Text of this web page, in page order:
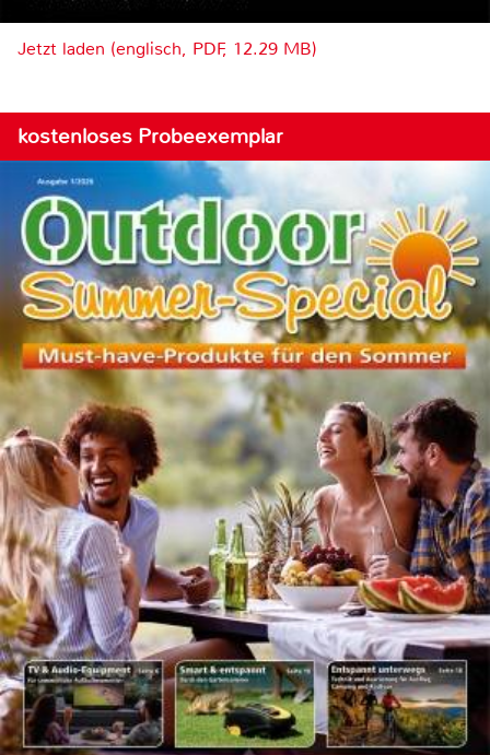
Jetzt laden (englisch, PDF, 12.29 MB)
kostenloses Probeexemplar